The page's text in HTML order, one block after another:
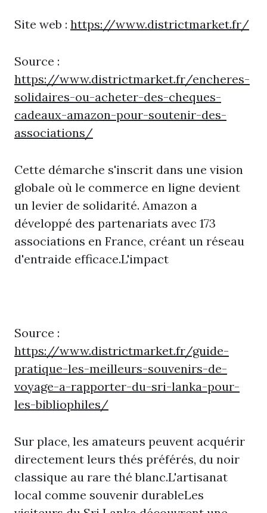
Site web : https://www.districtmarket.fr/
Source :
https://www.districtmarket.fr/encheres-
solidaires-ou-acheter-des-cheques-
cadeaux-amazon-pour-soutenir-des-
associations/
Cette démarche s'inscrit dans une vision
globale où le commerce en ligne devient
un levier de solidarité. Amazon a
développé des partenariats avec 173
associations en France, créant un réseau
d'entraide efficace.L'impact
Source :
https://www.districtmarket.fr/guide-
pratique-les-meilleurs-souvenirs-de-
voyage-a-rapporter-du-sri-lanka-pour-
les-bibliophiles/
Sur place, les amateurs peuvent acquérir
directement leurs thés préférés, du noir
classique au rare thé blanc.L'artisanat
local comme souvenir durableLes